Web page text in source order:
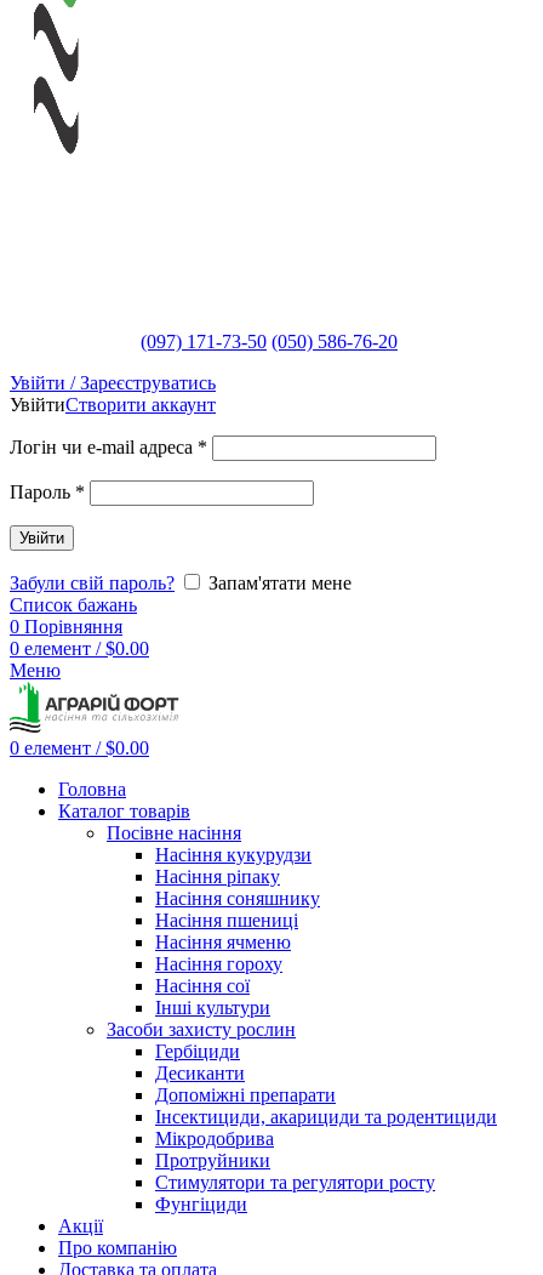
(097) 171-73-50 (050) 586-76-20
Увійти / Зареєструватись
УвійтиСтворити аккаунт
Логін чи e-mail адреса *
Пароль *
Увійти
Забули свій пароль?
Запам'ятати мене
Список бажань
0 Порівняння
0 елемент / $0.00
Меню
0 елемент / $0.00
Головна
Каталог товарів
Посівне насіння
Насіння кукурудзи
Насіння ріпаку
Насіння соняшнику
Насіння пшениці
Насіння ячменю
Насіння гороху
Насіння сої
Інші культури
Засоби захисту рослин
Гербіциди
Десиканти
Допоміжні препарати
Інсектициди, акарициди та родентициди
Мікродобрива
Протруйники
Стимулятори та регулятори росту
Фунгіциди
Акції
Про компанію
Доставка та оплата